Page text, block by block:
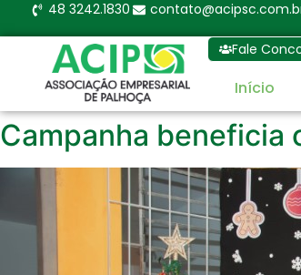
48 3242.1830
Fale
Início
Campanha beneficia